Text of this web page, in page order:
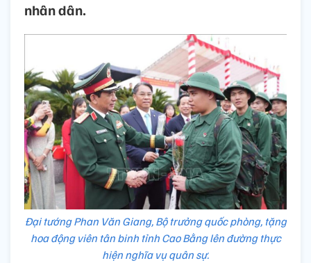
nhân dân.
Đại tướng Phan Văn Giang, Bộ trưởng quốc phòng, tặng
hoa động viên tân binh tỉnh Cao Bằng lên đường thực
hiện nghĩa vụ quân sự.